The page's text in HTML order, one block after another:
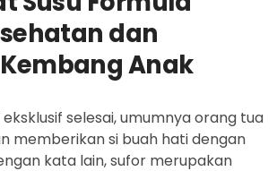
dan
Anak
eksklusif selesai, umumnya orang tua
memberikan si buah hati dengan
kata lain, sufor merupakan